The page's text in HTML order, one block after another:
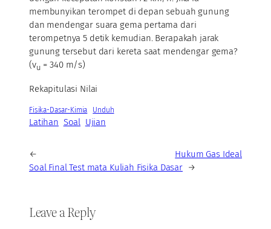
membunyikan terompet di depan sebuah gunung
dan mendengar suara gema pertama dari
terompetnya 5 detik kemudian. Berapakah jarak
gunung tersebut dari kereta saat mendengar gema?
(vu = 340 m/s)
Rekapitulasi Nilai
Fisika-Dasar-Kimia Unduh
Latihan Soal Ujian
←
Hukum Gas Ideal
Soal Final Test mata Kuliah Fisika Dasar →
Leave a Reply